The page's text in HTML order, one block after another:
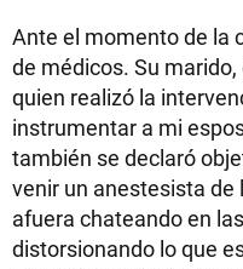
Ante el momento de la
de médicos. Su
quien realizó la
instrumentar a mi
también se declaró
venir un anestesista
afuera chateando en
distorsionando lo que